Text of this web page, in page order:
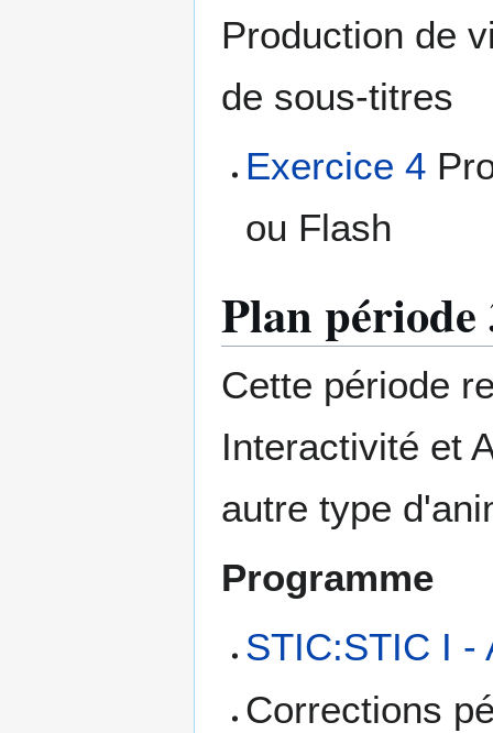
Production de
de sous-titres
Exercice 4
ou Flash
Plan période
Cette période
Interactivité et
autre type
Programme
STIC:STIC I -
Corrections